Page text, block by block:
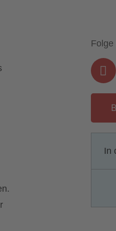
Folge
In